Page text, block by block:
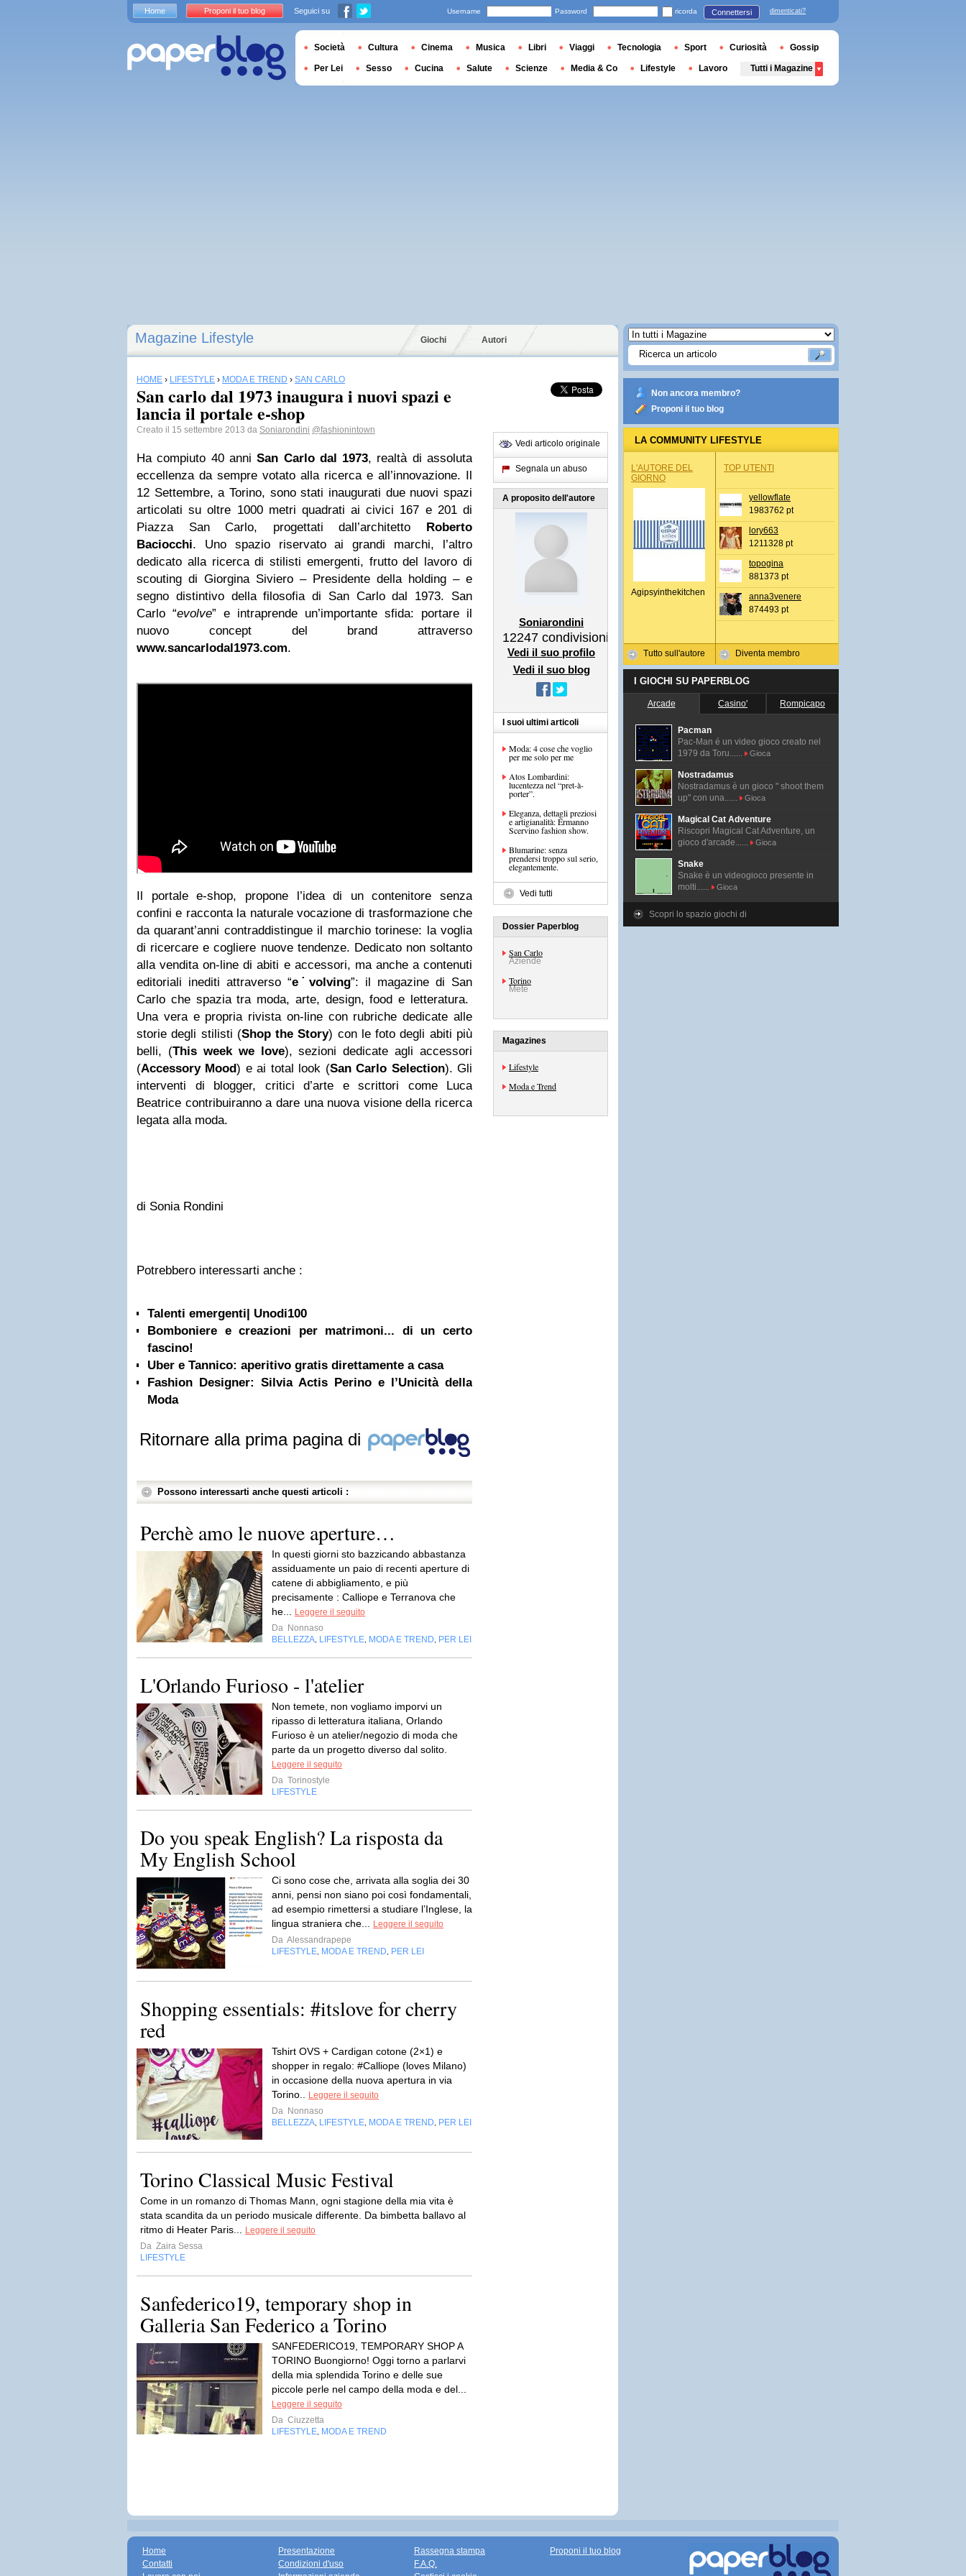
Magazine Lifestyle Giochi Autori
HOME › LIFESTYLE › MODA E TREND › SAN CARLO
San carlo dal 1973 inaugura i nuovi spazi e
lancia il portale e-shop
Creato il 15 settembre 2013 da Soniarondini @fashionintown
Ha compiuto 40 anniSan Carlodal 1973, realtà di assoluta
eccellenza da sempre votato alla ricerca e all’innovazione. Il
12 Settembre, a Torino, sono stati inaugurati due nuovi spazi
articolati su oltre 1000 metri quadrati ai civici 167 e 201 di
Piazza San Carlo, progettati dall’architetto Roberto
Baciocchi. Uno spazio riservato ai grandi marchi, l’altro
dedicato alla ricerca di stilisti emergenti, frutto del lavoro di
scouting di Giorgina Siviero – Presidente della holding – e
segno distintivo della filosofia di San Carlo dal 1973. San
Carlo “evolve” e intraprende un’importante sfida: portare il
nuovo concept del brand attraverso
www.sancarlodal1973.com.
Il portale e-shop, propone l’idea di un contenitore senza
confini e racconta la naturale vocazione di trasformazione che
da quarant’anni contraddistingue il marchio torinese: la voglia
di ricercare e cogliere nuove tendenze. Dedicato non soltanto
alla vendita on-line di abiti e accessori, ma anche a contenuti
editoriali inediti attraverso “e˙volving”: il magazine di San
Carlo che spazia tra moda, arte, design, food e letteratura.
Una vera e propria rivista on-line con rubriche dedicate alle
storie degli stilisti (Shop the Story) con le foto degli abiti più
belli, (This week we love), sezioni dedicate agli accessori
(Accessory Mood) e ai total look (San Carlo Selection). Gli
interventi di blogger, critici d’arte e scrittori come Luca
Beatrice contribuiranno a dare una nuova visione della ricerca
legata alla moda.
di Sonia Rondini
Potrebbero interessarti anche :
Talenti emergenti| Unodi100
Bomboniere e creazioni per matrimoni... di un certo
fascino!
Uber e Tannico: aperitivo gratis direttamente a casa
Fashion Designer: Silvia Actis Perino e l’Unicità della
Moda
Ritornare alla prima pagina di
Possono interessarti anche questi articoli :
Perchè amo le nuove aperture…
In questi giorni sto bazzicando abbastanza
assiduamente un paio di recenti aperture di
catene di abbigliamento, e più
precisamente : Calliope e Terranova che
he...
Leggere il seguito
Da Nonnaso
BELLEZZA LIFESTYLE MODA E TREND PER LEI
L'Orlando Furioso - l'atelier
Non temete, non vogliamo imporvi un
ripasso di letteratura italiana, Orlando
Furioso è un atelier/negozio di moda che
parte da un progetto diverso dal solito.
Leggere il seguito
Da Torinostyle
LIFESTYLE
Do you speak English? La risposta da
My English School
Ci sono cose che, arrivata alla soglia dei 30
anni, pensi non siano poi così fondamentali,
ad esempio rimettersi a studiare l’Inglese, la
lingua straniera che...
Leggere il seguito
Da Alessandrapepe
LIFESTYLE MODA E TREND PER LEI
Shopping essentials: #itslove for cherry
red
Tshirt OVS + Cardigan cotone (2×1) e
shopper in regalo: #Calliope (loves Milano)
in occasione della nuova apertura in via
Torino..
Leggere il seguito
Da Nonnaso
BELLEZZA LIFESTYLE MODA E TREND PER LEI
Torino Classical Music Festival
Come in un romanzo di Thomas Mann, ogni stagione della mia vita è
stata scandita da un periodo musicale differente. Da bimbetta ballavo al
ritmo di Heater Paris...
Leggere il seguito
Da Zaira Sessa
LIFESTYLE
Sanfederico19, temporary shop in
Galleria San Federico a Torino
SANFEDERICO19, TEMPORARY SHOP A
TORINO Buongiorno! Oggi torno a parlarvi
della mia splendida Torino e delle sue
piccole perle nel campo della moda e del...
Leggere il seguito
Da Ciuzzetta
LIFESTYLE MODA E TREND
Vedi articolo originale
Segnala un abuso
A proposito dell'autore
Soniarondini
12247 condivisioni
Vedi il suo profilo
Vedi il suo blog
I suoi ultimi articoli
Moda: 4 cose che voglio
per me solo per me
Atos Lombardini:
lucentezza nel “pret-à-
porter”.
Eleganza, dettagli preziosi
e artigianalità: Ermanno
Scervino fashion show.
Blumarine: senza
prendersi troppo sul serio,
elegantemente.
Vedi tutti
Dossier Paperblog
San Carlo
Aziende
Torino
Mete
Magazines
Lifestyle
Moda e Trend
Non ancora membro?
Proponi il tuo blog
LA COMMUNITY LIFESTYLE
L'AUTORE DEL
GIORNO
Agipsyinthekitchen
Tutto sull'autore
TOP UTENTI
yellowflate
1983762 pt
lory663
1211328 pt
topogina
881373 pt
anna3venere
874493 pt
Diventa membro
I GIOCHI SU PAPERBLOG
Arcade Casino' Rompicapo
Pacman
Pac-Man é un video gioco creato nel
1979 da Toru......
Gioca
Nostradamus
Nostradamus è un gioco " shoot them
up" con una......
Gioca
Magical Cat Adventure
Riscopri Magical Cat Adventure, un
gioco d'arcade......
Gioca
Snake
Snake è un videogioco presente in
molti......
Gioca
Scopri lo spazio giochi di
Home Proponi il tuo blog Seguici su Username Password ricorda Connettersi dimenticati?
Società Cultura Cinema Musica Libri Viaggi Tecnologia Sport Curiosità Gossip
Per Lei Sesso Cucina Salute Scienze Media & Co Lifestyle Lavoro Tutti i Magazine
Home
Contatti
Presentazione
Condizioni d'uso
Rassegna stampa
F.A.Q.
Proponi il tuo blog